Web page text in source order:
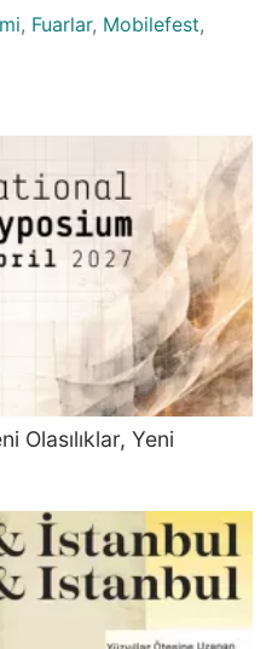
, Fuarlar, Mobilefest,
Olasılıklar, Yeni